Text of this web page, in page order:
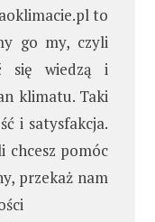
to
go my, czyli
się wiedzą i
klimatu. Taki
i satysfakcja.
chcesz pomóc
przekaż nam